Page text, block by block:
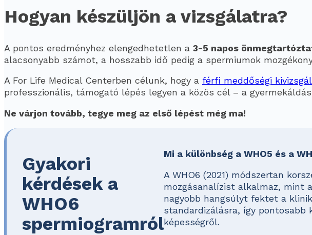
Hogyan készüljön a vizsgálatra?
A pontos eredményhez elengedhetetlen a 3-5 napos
alacsonyabb számot, a hosszabb idő pedig a spermiumok
A For Life Medical Centerben célunk, hogy a férfi meddőségi
professzionális, támogató lépés legyen a közös cél – a
Ne várjon tovább, tegye meg az első lépést még ma!
Gyakori
kérdések a
WHO6
spermiogramról
Mi a különbség a WHO5 és a
A WHO6 (2021) módszertan
mozgásanalízist alkalmaz, mint
nagyobb hangsúlyt fektet a
standardizálásra, így
képességről.